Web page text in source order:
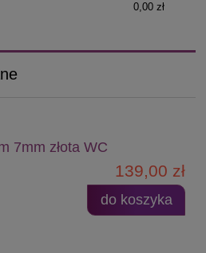
0,00 zł
7mm złota WC
139,00 zł
do koszyka